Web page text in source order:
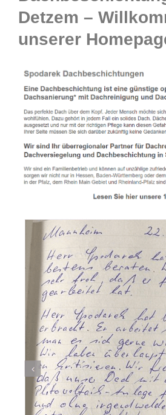
Detzem –
unserer